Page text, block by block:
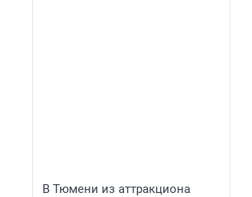
В Тюмени из аттракциона